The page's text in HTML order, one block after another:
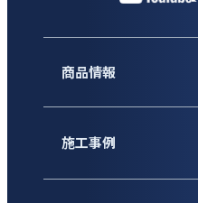
商品情報
施工事例